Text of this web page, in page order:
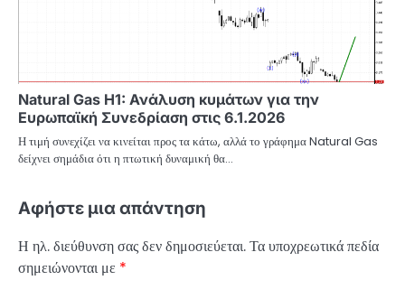
Natural Gas H1: Ανάλυση κυμάτων για την
Ευρωπαϊκή Συνεδρίαση στις 6.1.2026
Η τιμή συνεχίζει να κινείται προς τα κάτω, αλλά το γράφημα Natural Gas
δείχνει σημάδια ότι η πτωτική δυναμική θα…
Αφήστε μια απάντηση
Η ηλ. διεύθυνση σας δεν δημοσιεύεται.Τα υποχρεωτικά πεδία
σημειώνονται με *